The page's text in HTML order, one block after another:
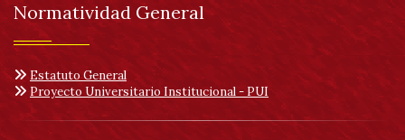
Normatividad General
Estatuto General
Proyecto Universitario Institucional - PUI